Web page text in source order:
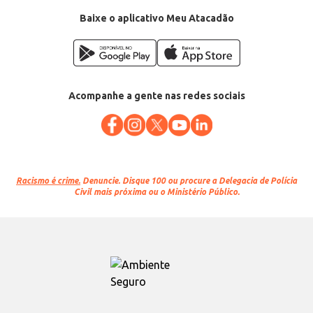
Baixe o aplicativo Meu Atacadão
Acompanhe a gente nas redes sociais
Racismo é crime. Denuncie. Disque 100 ou procure a Delegacia de Polícia
Civil mais próxima ou o Ministério Público.